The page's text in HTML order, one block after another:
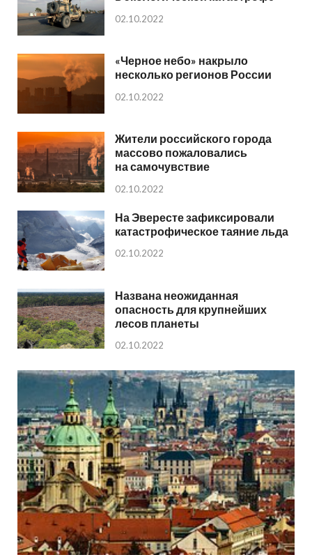
02.10.2022
«Черное небо» накрыло
несколько регионов России
02.10.2022
Жители российского города
массово пожаловались
на самочувствие
02.10.2022
На Эвересте зафиксировали
катастрофическое таяние льда
02.10.2022
Названа неожиданная
опасность для крупнейших
лесов планеты
02.10.2022